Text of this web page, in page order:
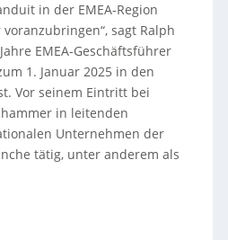
in der EMEA-Region
sagt Ralph
EMEA-Geschäftsführer
1. Januar 2025 in den
Vor seinem Eintritt bei
in leitenden
Unternehmen der
tätig, unter anderem als